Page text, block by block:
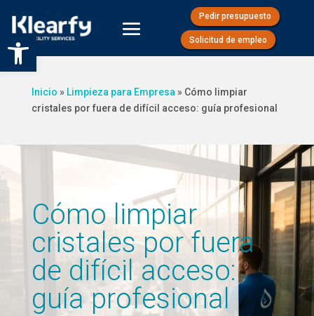
Abrir barra de herramientas
Pedir presupuesto
Solicitud de empleo
Inicio » Limpieza para Empresa » Cómo limpiar
cristales por fuera de difícil acceso: guía profesional
Cómo limpiar
cristales por fuera
de difícil acceso:
guía profesional